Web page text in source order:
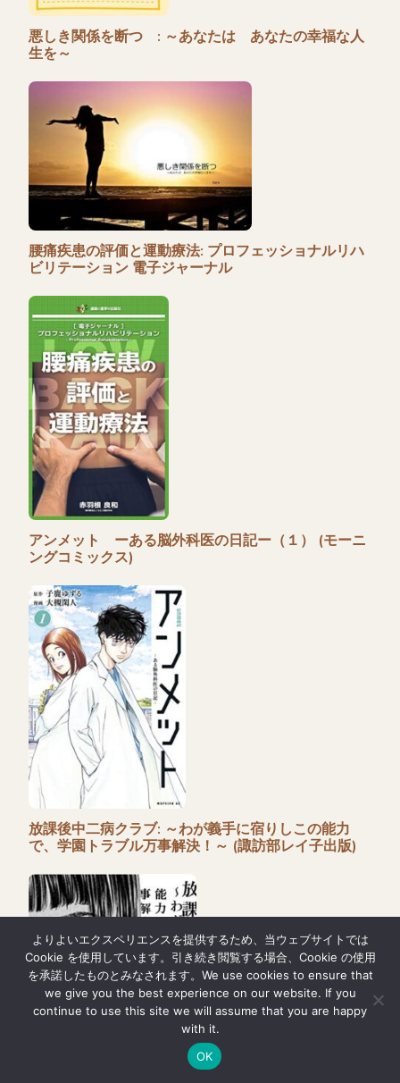
悪しき関係を断つ : ～あなたは あなたの幸福な人
生を～
腰痛疾患の評価と運動療法: プロフェッショナルリハ
ビリテーション 電子ジャーナル
アンメット ーある脳外科医の日記ー（１） (モーニ
ングコミックス)
放課後中二病クラブ: ～わが義手に宿りしこの能力
で、学園トラブル万事解決！～ (諏訪部レイ子出版)
よりよいエクスペリエンスを提供するため、当ウェブサイトでは
Cookie を使用しています。引き続き閲覧する場合、Cookie の使用
を承諾したものとみなされます。We use cookies to ensure that
we give you the best experience on our website. If you
continue to use this site we will assume that you are happy
with it.
OK